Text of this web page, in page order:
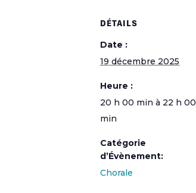
DÉTAILS
Date :
19 décembre 2025
Heure :
20 h 00 min à 22 h 00
min
Catégorie
d’Évènement:
Chorale